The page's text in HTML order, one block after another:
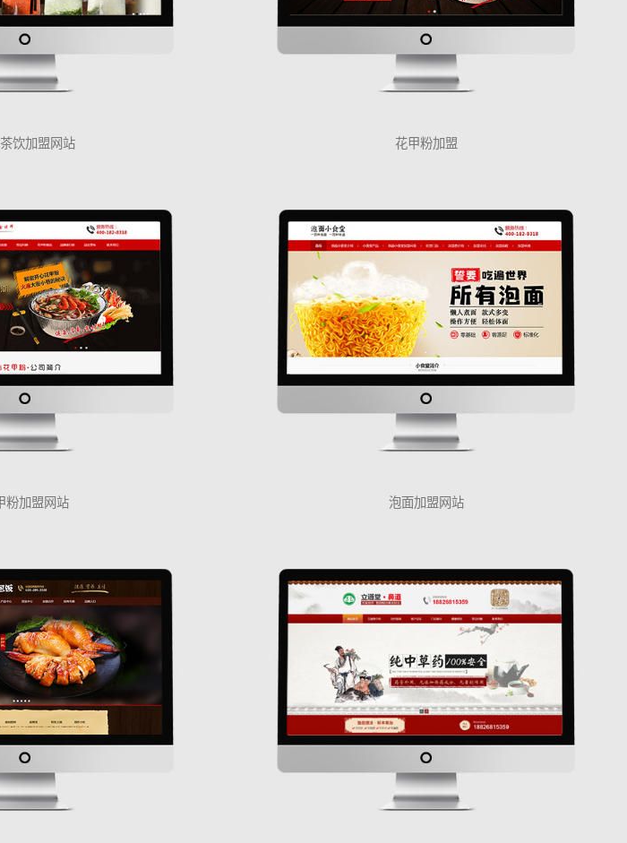
饮加盟网站 花甲粉加盟
粉加盟网站 泡面加盟网站